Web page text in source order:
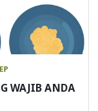
WAJIB ANDA